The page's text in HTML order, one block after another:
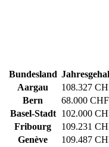
Bundesland
Aargau
108.327
Bern
68.000 CHF
Basel-Stadt
102.000
Fribourg
109.231
Genève
109.487